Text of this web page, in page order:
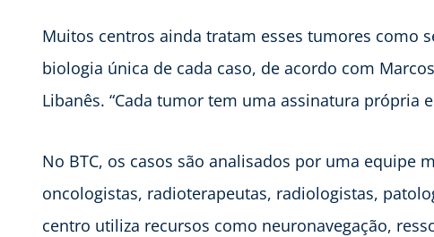
Muitos centros ainda tratam esses tumores como
biologia única de cada caso, de acordo com
Libanês. “Cada tumor tem uma assinatura própria
No BTC, os casos são analisados por uma
oncologistas, radioterapeutas, radiologistas,
centro utiliza recursos como neuronavegação,